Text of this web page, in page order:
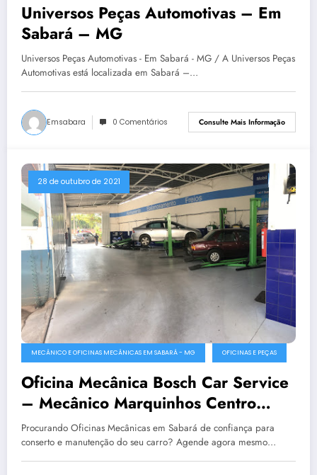
Universos Peças Automotivas – Em
Sabará – MG
Universos Peças Automotivas - Em Sabará - MG / A Universos Peças
Automotivas está localizada em Sabará –…
Emsabara 0 Comentários Consulte Mais Informação
28 de outubro de 2021
MECÂNICO E OFICINAS MECÂNICAS EM SABARÁ - MG OFICINAS E PEÇAS
Oficina Mecânica Bosch Car Service
– Mecânico Marquinhos Centro
Automotivo em Sabará
Procurando Oficinas Mecânicas em Sabará de confiança para
conserto e manutenção do seu carro? Agende agora mesmo…